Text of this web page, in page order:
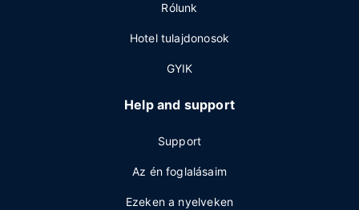
Rólunk
Hotel tulajdonosok
GYIK
Help and support
Support
Az én foglalásaim
Ezeken a nyelveken